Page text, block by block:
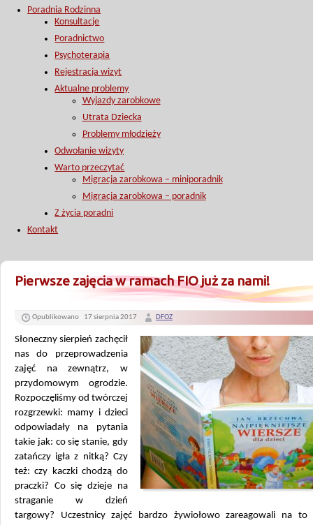
Poradnia Rodzinna
Konsultacje
Poradnictwo
Psychoterapia
Rejestracja wizyt
Aktualne problemy
Wyjazdy zarobkowe
Utrata Dziecka
Problemy młodzieży
Odwołanie wizyty
Warto przeczytać
Migracja zarobkowa – miniporadnik
Migracja zarobkowa – poradnik
Z życia poradni
Kontakt
Pierwsze zajęcia w ramach FIO już za nami!
Opublikowano 17 sierpnia 2017 DFOZ
Słoneczny sierpień zachęcił
nas do przeprowadzenia
zajęć na zewnątrz, w
przydomowym ogrodzie.
Rozpoczęliśmy od twórczej
rozgrzewki: mamy i dzieci
odpowiadały na pytania
takie jak: co się stanie, gdy
zatańczy igła z nitką? Czy
też: czy kaczki chodzą do
praczki? Co się dzieje na
straganie w dzień
targowy? Uczestnicy zajęć bardzo żywiołowo zareagowali na to